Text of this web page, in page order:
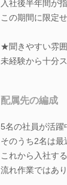
入社後半年間が
この期間に限定
★聞きやすい雰囲
未経験から十分
配属先の編成
5名の社員が活躍
そのうち2名は最
これから入社す
流れ作業ではあ